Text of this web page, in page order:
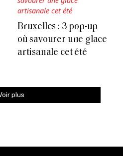
Bruxelles : 3 pop-up
où savourer une glace
artisanale cet été
plus